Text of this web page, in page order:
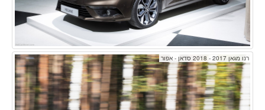
רנו מגאן 2017 - 2018 סדאן - אפור